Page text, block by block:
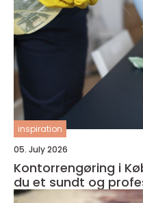
inspiration
05. July 2026
Kontorrengøring i
du et sundt og